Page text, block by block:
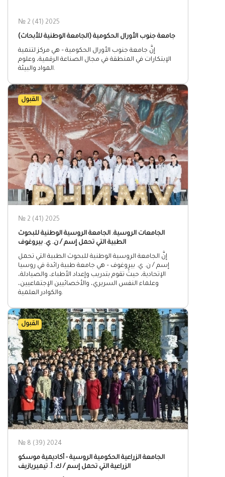
№ 2 (41) 2025
جامعة جنوب الأورال الحكومية (الجامعة الوطنية للأبحاث)
إنَّ جامعة جنوب الأورال الحكومية – هي مركز لتنمية
الإبتكارات في المنطقة في مجال الصناعة الرقمية، وعلوم
المواد والبيئة.
القبول
№ 2 (41) 2025
الجامعات الروسية. الجامعة الروسية الوطنية للبحوث
الطبية التي تحمل إسم / ن. ي. بيروغوف
إنَّ الجامعة الروسية الوطنية للبحوث الطبية التي تحمل
إسم / ن. ي. بيروغوف – هي جامعة طبية رائدة في روسيا
الإتحادية، حيثُ تقوم بتدريب وإعداد الأطباء، والصيادلة،
وعلماء النفس السريري، والأخصائيين الإجتماعيين،
والكوادر العلمية.
القبول
№ 8 (39) 2024
الجامعة الزراعية الحكومية الروسية - أكاديمية موسكو
الزراعية التي تحمل إسم / ك. أ. تيميريازيف